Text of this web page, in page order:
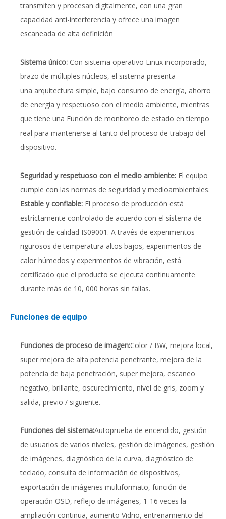
transmiten y procesan digitalmente, con una gran
capacidad anti-interferencia y ofrece una imagen
escaneada de alta definición
Sistema único: Con sistema operativo Linux incorporado,
brazo de múltiples núcleos, el sistema presenta
una arquitectura simple, bajo consumo de energía, ahorro
de energía y respetuoso con el medio ambiente, mientras
que tiene una Función de monitoreo de estado en tiempo
real para mantenerse al tanto del proceso de trabajo del
dispositivo.
Seguridad y respetuoso con el medio ambiente: El equipo
cumple con las normas de seguridad y medioambientales.
Estable y confiable: El proceso de producción está
estrictamente controlado de acuerdo con el sistema de
gestión de calidad IS09001. A través de experimentos
rigurosos de temperatura altos bajos, experimentos de
calor húmedos y experimentos de vibración, está
certificado que el producto se ejecuta continuamente
durante más de 10, 000 horas sin fallas.
Funciones de equipo
Funciones de proceso de imagen:Color / BW, mejora local,
super mejora de alta potencia penetrante, mejora de la
potencia de baja penetración, super mejora, escaneo
negativo, brillante, oscurecimiento, nivel de gris, zoom y
salida, previo / siguiente.
Funciones del sistema:Autoprueba de encendido, gestión
de usuarios de varios niveles, gestión de imágenes, gestión
de imágenes, diagnóstico de la curva, diagnóstico de
teclado, consulta de información de dispositivos,
exportación de imágenes multiformato, función de
operación OSD, reflejo de imágenes, 1-16 veces la
ampliación continua, aumento Vidrio, entrenamiento del